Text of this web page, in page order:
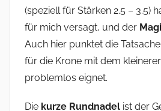
(speziell für Stärken 2.5 – 3.5)
für mich versagt, und der
Auch hier punktet die
für die Krone mit dem
problemlos eignet.
Die kurze Rundnadel ist der